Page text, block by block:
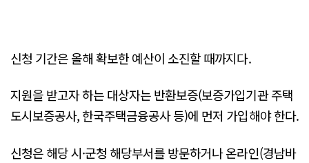
신청 기간은 올해 확보한 예산이 소진할 때까지다.
지원을 받고자 하는 대상자는 반환보증(보증가입기관 주택
도시보증공사, 한국주택금융공사 등)에 먼저 가입해야 한다.
신청은 해당 시·군청 해당부서를 방문하거나 온라인(경남바